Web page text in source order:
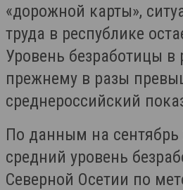
«дорожной карты»,
труда в республике
Уровень безработицы в
прежнему в разы
среднероссийский
По данным на сентябрь
средний уровень
Северной Осетии по